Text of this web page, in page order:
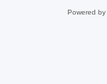
Powered by